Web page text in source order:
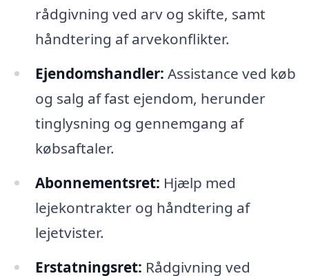
rådgivning ved arv og skifte, samt
håndtering af arvekonflikter.
Ejendomshandler: Assistance ved køb
og salg af fast ejendom, herunder
tinglysning og gennemgang af
købsaftaler.
Abonnementsret: Hjælp med
lejekontrakter og håndtering af
lejetvister.
Erstatningsret: Rådgivning ved